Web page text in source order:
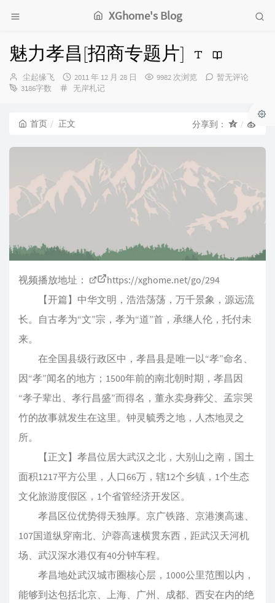
XGhome's Blog
魅力孝昌[招商专题片]
博
主：
尘起缘飞
发
布
2011 年 12 月 28 日 9982 次浏览
暂无评论
3186字数
分
无岸札记
首页 正文 分享到：
视频播放地址：
https://xghome.net/go/294
【开篇】中华文明，浩浩荡荡，万千景象，源远流
长。自古孝为“文”宗，孝为“道”首，承继人伦，托付未
来。
在全国县级行政区中，孝昌县是唯一以“孝”命名、
因“孝”闻名的地方；1500年前的南北朝时期，孝昌因
“孝子辈出、孝行昌盛”而得名，董永卖身葬父、孟宗哭
竹的故事就发生在这里。钟灵毓秀之地，人杰地灵之
所。
【正文】孝昌位居大武汉之北，大别山之南，国土
面积1217平方公里，人口66万，辖12个乡镇，1个生态
文化旅游度假区，1个省管经济开发区。
孝昌区位优势得天独厚。京广铁路、京港澳高速、
107国道纵穿南北、沪蓉高速横贯东西，距武汉天河机
场、武汉深水港仅有40分钟车程。
孝昌地处武汉城市圈核心层，1000公里范围以内，
能够到达包括北京、上海、广州、成都、西安在内的绝